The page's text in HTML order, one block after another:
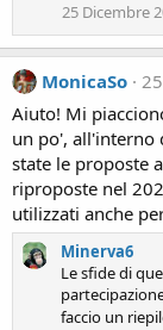
25 Dicembre
MonicaSo
Aiuto! Mi
un po', all'interno
state le proposte
riproposte nel
utilizzati anche
Minerva6
Le sfide di
faccio un